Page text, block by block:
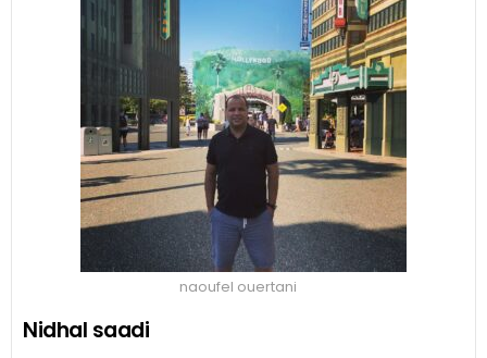
naoufel ouertani
Nidhal saadi